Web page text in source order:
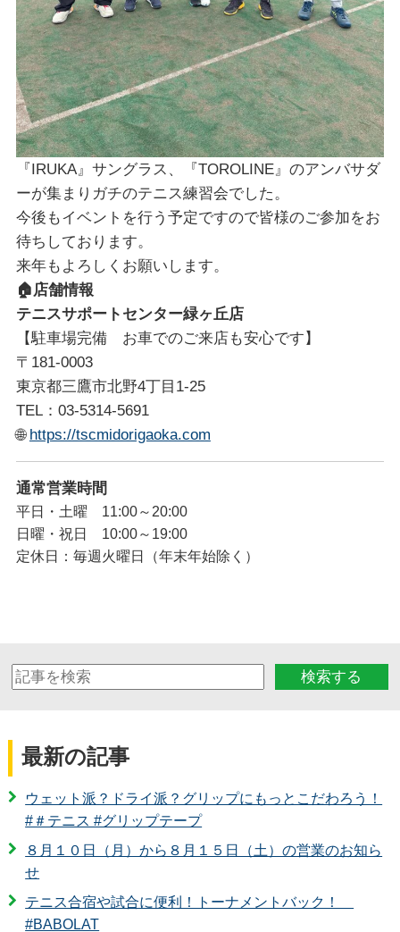
『IRUKA』サングラス、『TOROLINE』のアンバサダ
ーが集まりガチのテニス練習会でした。
今後もイベントを行う予定ですので皆様のご参加をお
待ちしております。
来年もよろしくお願いします。
🏠 店舗情報
テニスサポートセンター緑ヶ丘店
【駐車場完備 お車でのご来店も安心です】
〒181-0003
東京都三鷹市北野4丁目1-25
TEL：03-5314-5691
🌐 https://tscmidorigaoka.com
通常営業時間
平日・土曜 11:00～20:00
日曜・祝日 10:00～19:00
定休日：毎週火曜日（年末年始除く）
検索する
最新の記事
ウェット派？ドライ派？グリップにもっとこだわろう！
#＃テニス #グリップテープ
８月１０日（月）から８月１５日（土）の営業のお知ら
せ
テニス合宿や試合に便利！トーナメントバック！
#BABOLAT